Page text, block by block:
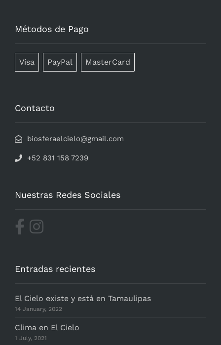
Métodos de Pago
Visa PayPal MasterCard
Contacto
biosferaelcielo@gmail.com
+52 831 158 7239
Nuestras Redes Sociales
Entradas recientes
El Cielo existe y está en Tamaulipas
14 January, 2022
Clima en El Cielo
1 July, 2021